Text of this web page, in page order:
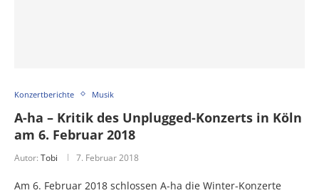
Konzertberichte Musik
A-ha – Kritik des Unplugged-Konzerts in Köln
am 6. Februar 2018
Autor: Tobi 7. Februar 2018
Am 6. Februar 2018 schlossen A-ha die Winter-Konzerte